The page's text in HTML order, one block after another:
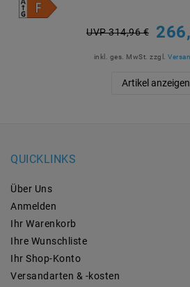
UVP 314,96 €
inkl. ges. MwSt. zzgl.
Artikel anzeigen
QUICKLINKS
Über Uns
Anmelden
Ihr Warenkorb
Ihre Wunschliste
Ihr Shop-Konto
Versandarten & -kosten